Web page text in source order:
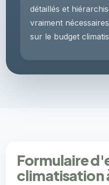
détaillés et
vraiment
sur le budget
Formulaire
climatisation